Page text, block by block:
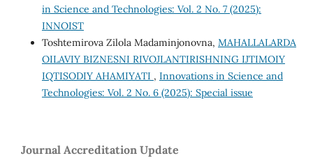
in Science and Technologies: Vol. 2 No. 7 (2025):
INNOIST
Toshtemirova Zilola Madaminjonovna, MAHALLALARDA
OILAVIY BIZNESNI RIVOJLANTIRISHNING IJTIMOIY
IQTISODIY AHAMIYATI , Innovations in Science and
Technologies: Vol. 2 No. 6 (2025): Special issue
Journal Accreditation Update